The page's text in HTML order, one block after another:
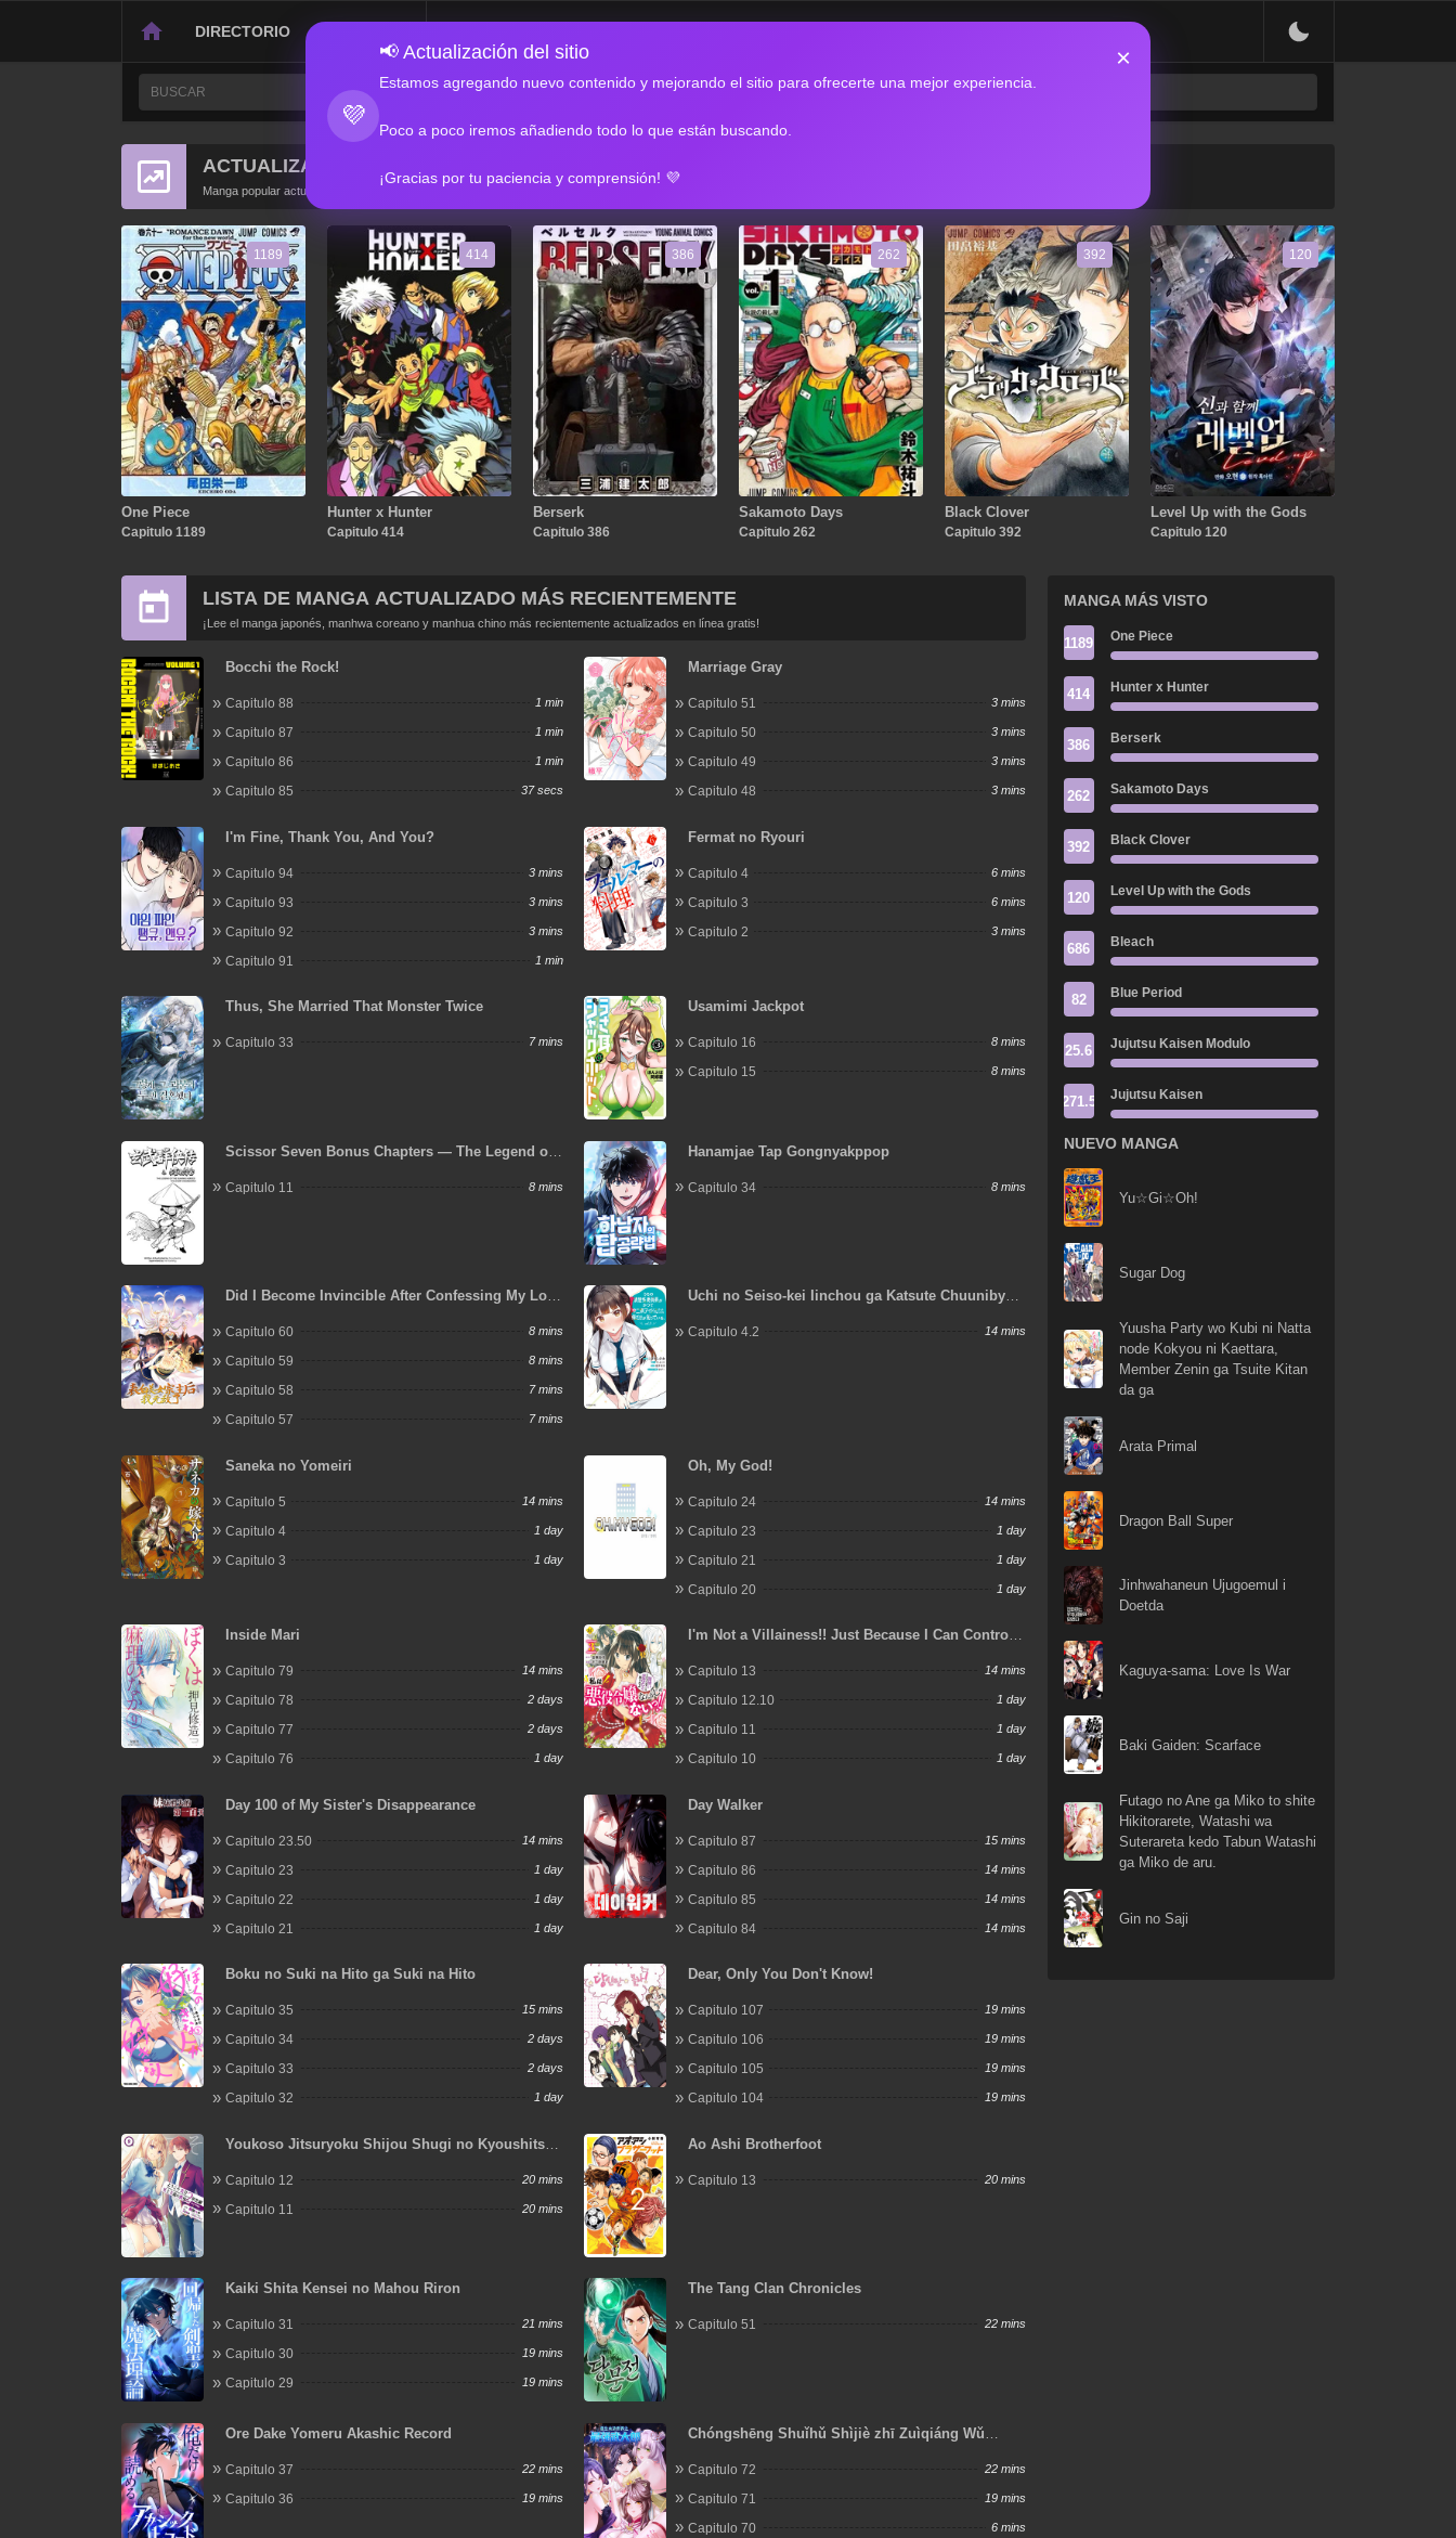
DIRECTORIO
💜
📢 Actualización del sitio
Estamos agregando nuevo contenido y mejorando el sitio para ofrecerte una mejor experiencia.
Poco a poco iremos añadiendo todo lo que están buscando.
¡Gracias por tu paciencia y comprensión! 💜
×
ACTUALIZACIONES POPULARES
Manga popular actualizado recientemente
1189
One Piece
Capitulo 1189
414
Hunter x Hunter
Capitulo 414
386
Berserk
Capitulo 386
262
Sakamoto Days
Capitulo 262
392
Black Clover
Capitulo 392
120
Level Up with the Gods
Capitulo 120
LISTA DE MANGA ACTUALIZADO MÁS RECIENTEMENTE
¡Lee el manga japonés, manhwa coreano y manhua chino más recientemente actualizados en línea gratis!
Bocchi the Rock!
Capitulo 88 1 min
Capitulo 87 1 min
Capitulo 86 1 min
Capitulo 85 37 secs
Marriage Gray
Capitulo 51 3 mins
Capitulo 50 3 mins
Capitulo 49 3 mins
Capitulo 48 3 mins
I'm Fine, Thank You, And You?
Capitulo 94 3 mins
Capitulo 93 3 mins
Capitulo 92 3 mins
Capitulo 91 1 min
Fermat no Ryouri
Capitulo 4 6 mins
Capitulo 3 6 mins
Capitulo 2 3 mins
Thus, She Married That Monster Twice
Capitulo 33 7 mins
Usamimi Jackpot
Capitulo 16 8 mins
Capitulo 15 8 mins
Scissor Seven Bonus Chapters — The Legend of
Capitulo 11 8 mins
Hanamjae Tap Gongnyakppop
Capitulo 34 8 mins
Did I Become Invincible After Confessing My Love
Capitulo 60 8 mins
Capitulo 59 8 mins
Capitulo 58 7 mins
Capitulo 57 7 mins
Uchi no Seiso-kei Iinchou ga Katsute Chuunibyou
Capitulo 4.2 14 mins
Saneka no Yomeiri
Capitulo 5 14 mins
Capitulo 4 1 day
Capitulo 3 1 day
Oh, My God!
Capitulo 24 14 mins
Capitulo 23 1 day
Capitulo 21 1 day
Capitulo 20 1 day
Inside Mari
Capitulo 79 14 mins
Capitulo 78 2 days
Capitulo 77 2 days
Capitulo 76 1 day
I'm Not a Villainess!! Just Because I Can Control
Capitulo 13 14 mins
Capitulo 12.10 1 day
Capitulo 11 1 day
Capitulo 10 1 day
Day 100 of My Sister's Disappearance
Capitulo 23.50 14 mins
Capitulo 23 1 day
Capitulo 22 1 day
Capitulo 21 1 day
Day Walker
Capitulo 87 15 mins
Capitulo 86 14 mins
Capitulo 85 14 mins
Capitulo 84 14 mins
Boku no Suki na Hito ga Suki na Hito
Capitulo 35 15 mins
Capitulo 34 2 days
Capitulo 33 2 days
Capitulo 32 1 day
Dear, Only You Don't Know!
Capitulo 107 19 mins
Capitulo 106 19 mins
Capitulo 105 19 mins
Capitulo 104 19 mins
Youkoso Jitsuryoku Shijou Shugi no Kyoushitsu
Capitulo 12 20 mins
Capitulo 11 20 mins
Ao Ashi Brotherfoot
Capitulo 13 20 mins
Kaiki Shita Kensei no Mahou Riron
Capitulo 31 21 mins
Capitulo 30 19 mins
Capitulo 29 19 mins
The Tang Clan Chronicles
Capitulo 51 22 mins
Ore Dake Yomeru Akashic Record
Capitulo 37 22 mins
Capitulo 36 19 mins
Chóngshēng Shuǐhǔ Shìjiè zhī Zuìqiáng Wǔ
Capitulo 72 22 mins
Capitulo 71 19 mins
Capitulo 70 6 mins
MANGA MÁS VISTO
1189 One Piece
414 Hunter x Hunter
386 Berserk
262 Sakamoto Days
392 Black Clover
120 Level Up with the Gods
686 Bleach
82 Blue Period
25.6 Jujutsu Kaisen Modulo
271.5 Jujutsu Kaisen
NUEVO MANGA
Yu☆Gi☆Oh!
Sugar Dog
Yuusha Party wo Kubi ni Natta
node Kokyou ni Kaettara,
Member Zenin ga Tsuite Kitan
da ga
Arata Primal
Dragon Ball Super
Jinhwahaneun Ujugoemul i
Doetda
Kaguya-sama: Love Is War
Baki Gaiden: Scarface
Futago no Ane ga Miko to shite
Hikitorarete, Watashi wa
Suterareta kedo Tabun Watashi
ga Miko de aru.
Gin no Saji